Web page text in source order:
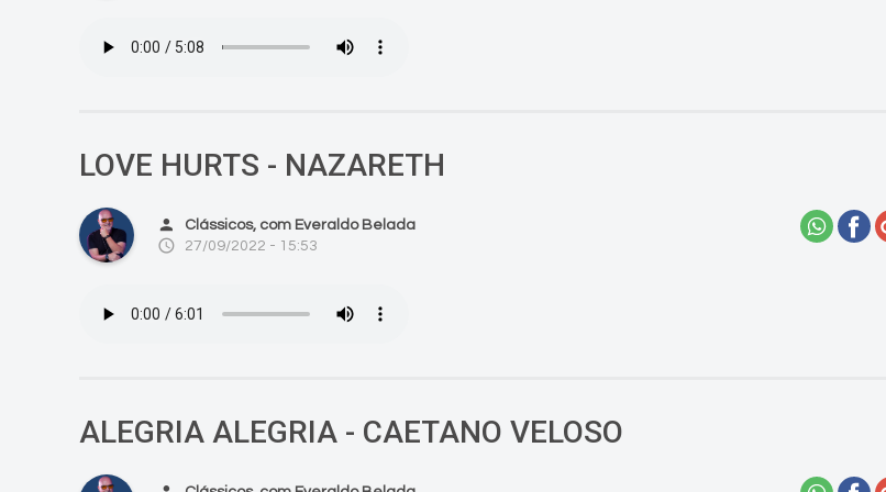
LOVE HURTS - NAZARETH
person Clássicos, com Everaldo Belada
access_time 27/09/2022 - 15:53
ALEGRIA ALEGRIA - CAETANO VELOSO